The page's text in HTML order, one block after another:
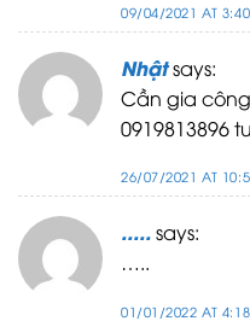
09/04/2021 AT
Nhậtsays:
Cần gia công
0919813896
26/07/2021 AT
.....says:
…..
01/01/2022 AT